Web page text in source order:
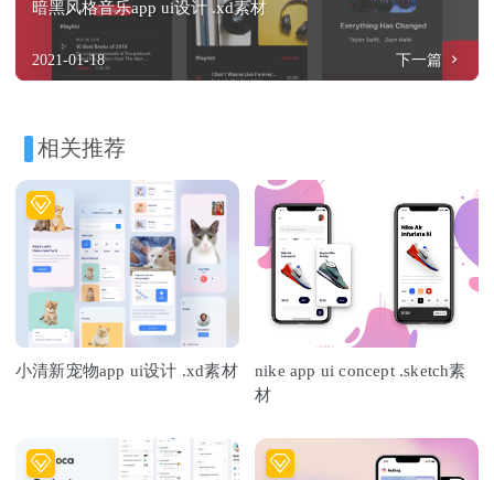
暗黑风格音乐app ui设计 .xd素材
2021-01-18 下一篇
相关推荐
小清新宠物app ui设计 .xd素材
nike app ui concept .sketch素
材